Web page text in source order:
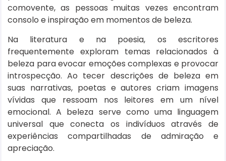
comovente, as pessoas muitas vezes encontram
consolo e inspiração em momentos de beleza.
Na literatura e na poesia, os escritores
frequentemente exploram temas relacionados à
beleza para evocar emoções complexas e provocar
introspecção. Ao tecer descrições de beleza em
suas narrativas, poetas e autores criam imagens
vívidas que ressoam nos leitores em um nível
emocional. A beleza serve como uma linguagem
universal que conecta os indivíduos através de
experiências compartilhadas de admiração e
apreciação.